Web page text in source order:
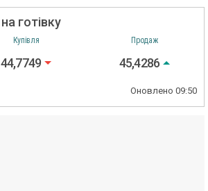
готівку
Купівля Продаж
44,7749 45,4286
Оновлено 09:50